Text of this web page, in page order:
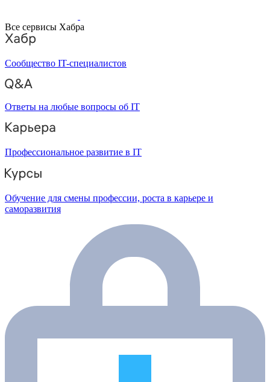
Все сервисы Хабра
Сообщество IT-специалистов
Ответы на любые вопросы об IT
Профессиональное развитие в IT
Обучение для смены профессии, роста в карьере и
саморазвития